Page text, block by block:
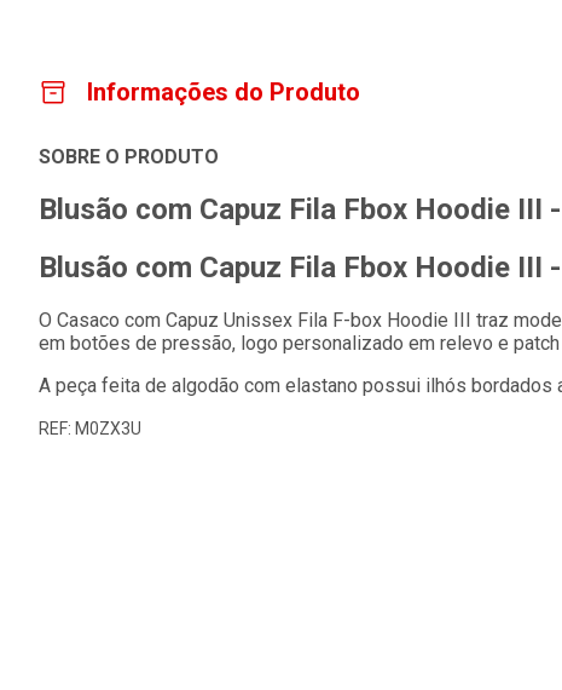
Informações do Produto
SOBRE O PRODUTO
Blusão com Capuz Fila Fbox Hoodie III
Blusão com Capuz Fila Fbox Hoodie III
O Casaco com Capuz Unissex Fila F-box Hoodie III traz
em botões de pressão, logo personalizado em relevo e patch
A peça feita de algodão com elastano possui ilhós bordados
REF: M0ZX3U